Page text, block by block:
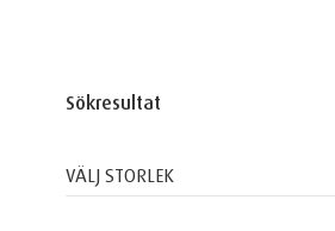
Sökresultat
VÄLJ STORLEK